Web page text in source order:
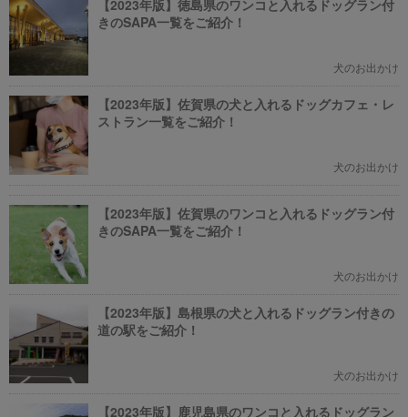
【2023年版】徳島県のワンコと入れるドッグラン付
きのSAPA一覧をご紹介！
犬のお出かけ
【2023年版】佐賀県の犬と入れるドッグカフェ・レ
ストラン一覧をご紹介！
犬のお出かけ
【2023年版】佐賀県のワンコと入れるドッグラン付
きのSAPA一覧をご紹介！
犬のお出かけ
【2023年版】島根県の犬と入れるドッグラン付きの
道の駅をご紹介！
犬のお出かけ
【2023年版】鹿児島県のワンコと入れるドッグラン